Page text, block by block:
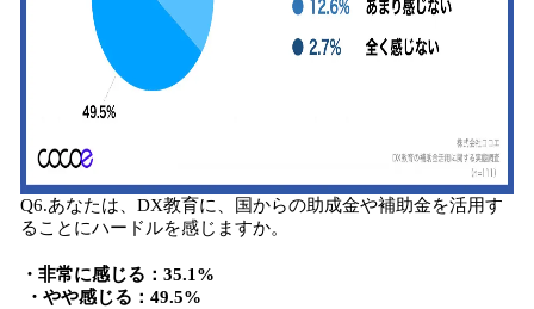
Q6.あなたは、DX教育に、国からの助成金や補助金を活用す
ることにハードルを感じますか。
・非常に感じる：35.1%
・やや感じる：49.5%